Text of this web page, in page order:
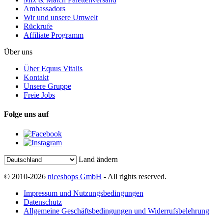
Ambassadors
Wir und unsere Umwelt
Rückrufe
Affiliate Programm
Über uns
Über Equus Vitalis
Kontakt
Unsere Gruppe
Freie Jobs
Folge uns auf
Land ändern
© 2010-2026 niceshops GmbH - All rights reserved.
Impressum und Nutzungsbedingungen
Datenschutz
Allgemeine Geschäftsbedingungen und Widerrufsbelehrung